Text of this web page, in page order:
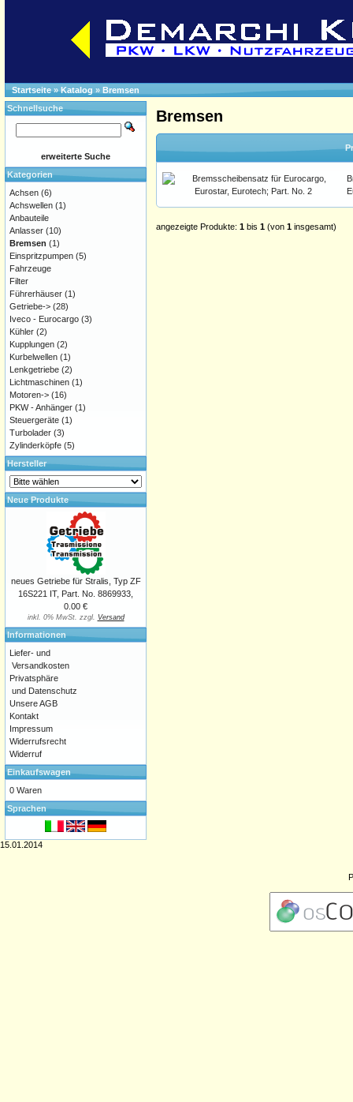
Startseite»Katalog » Bremsen
Bremsen
angezeigte Produkte: 1 bis 1 (von 1 insgesamt)
Schnellsuche
erweiterte Suche
Kategorien
Achsen (6)
Achswellen (1)
Anbauteile
Anlasser (10)
Bremsen (1)
Einspritzpumpen (5)
Fahrzeuge
Filter
Führerhäuser (1)
Getriebe-> (28)
Iveco - Eurocargo (3)
Kühler (2)
Kupplungen (2)
Kurbelwellen (1)
Lenkgetriebe (2)
Lichtmaschinen (1)
Motoren-> (16)
PKW - Anhänger (1)
Steuergeräte (1)
Turbolader (3)
Zylinderköpfe (5)
Hersteller
Neue Produkte
neues Getriebe für Stralis, Typ ZF
16S221 IT, Part. No. 8869933,
0.00 €
inkl. 0% MwSt. zzgl. Versand
Informationen
Liefer- und
Versandkosten
Privatsphäre
und Datenschutz
Unsere AGB
Kontakt
Impressum
Widerrufsrecht
Widerruf
Einkaufswagen
0 Waren
Sprachen
15.01.2014